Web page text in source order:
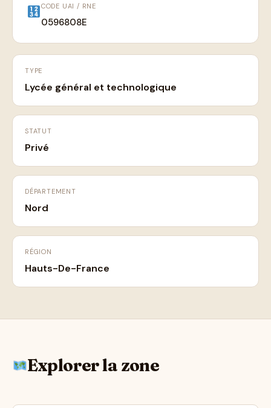
CODE UAI / RNE
0596808E
TYPE
Lycée général et technologique
STATUT
Privé
DÉPARTEMENT
Nord
RÉGION
Hauts-De-France
Explorer la zone